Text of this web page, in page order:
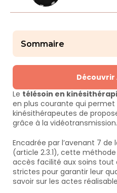
Sommaire
Découvrir
Le télésoin en
en plus courante qui
kinésithérapeutes de
grâce à la vidéotransmission.
Encadrée par l’avenant 7
(article 2.3.1), cette
accès facilité aux soins tout
strictes pour garantir leur
savoir sur les actes